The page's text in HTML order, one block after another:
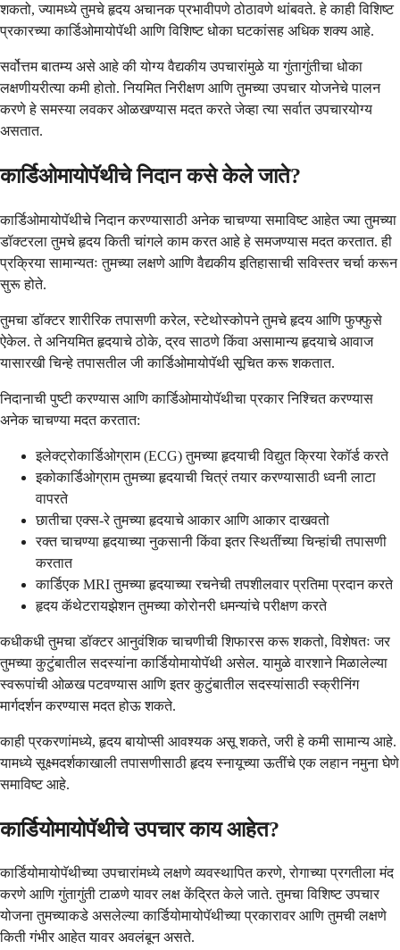
शकतो, ज्यामध्ये तुमचे हृदय अचानक प्रभावीपणे ठोठावणे थांबवते. हे काही विशिष्ट
प्रकारच्या कार्डिओमायोपॅथी आणि विशिष्ट धोका घटकांसह अधिक शक्य आहे.
सर्वोत्तम बातम्य असे आहे की योग्य वैद्यकीय उपचारांमुळे या गुंतागुंतीचा धोका
लक्षणीयरीत्या कमी होतो. नियमित निरीक्षण आणि तुमच्या उपचार योजनेचे पालन
करणे हे समस्या लवकर ओळखण्यास मदत करते जेव्हा त्या सर्वात उपचारयोग्य
असतात.
कार्डिओमायोपॅथीचे निदान कसे केले जाते?
कार्डिओमायोपॅथीचे निदान करण्यासाठी अनेक चाचण्या समाविष्ट आहेत ज्या तुमच्या
डॉक्टरला तुमचे हृदय किती चांगले काम करत आहे हे समजण्यास मदत करतात. ही
प्रक्रिया सामान्यतः तुमच्या लक्षणे आणि वैद्यकीय इतिहासाची सविस्तर चर्चा करून
सुरू होते.
तुमचा डॉक्टर शारीरिक तपासणी करेल, स्टेथोस्कोपने तुमचे हृदय आणि फुफ्फुसे
ऐकेल. ते अनियमित हृदयाचे ठोके, द्रव साठणे किंवा असामान्य हृदयाचे आवाज
यासारखी चिन्हे तपासतील जी कार्डिओमायोपॅथी सूचित करू शकतात.
निदानाची पुष्टी करण्यास आणि कार्डिओमायोपॅथीचा प्रकार निश्चित करण्यास
अनेक चाचण्या मदत करतात:
इलेक्ट्रोकार्डिओग्राम (ECG) तुमच्या हृदयाची विद्युत क्रिया रेकॉर्ड करते
इकोकार्डिओग्राम तुमच्या हृदयाची चित्रं तयार करण्यासाठी ध्वनी लाटा
वापरते
छातीचा एक्स-रे तुमच्या हृदयाचे आकार आणि आकार दाखवतो
रक्त चाचण्या हृदयाच्या नुकसानी किंवा इतर स्थितींच्या चिन्हांची तपासणी
करतात
कार्डिएक MRI तुमच्या हृदयाच्या रचनेची तपशीलवार प्रतिमा प्रदान करते
हृदय कॅथेटरायझेशन तुमच्या कोरोनरी धमन्यांचे परीक्षण करते
कधीकधी तुमचा डॉक्टर आनुवंशिक चाचणीची शिफारस करू शकतो, विशेषतः जर
तुमच्या कुटुंबातील सदस्यांना कार्डियोमायोपॅथी असेल. यामुळे वारशाने मिळालेल्या
स्वरूपांची ओळख पटवण्यास आणि इतर कुटुंबातील सदस्यांसाठी स्क्रीनिंग
मार्गदर्शन करण्यास मदत होऊ शकते.
काही प्रकरणांमध्ये, हृदय बायोप्सी आवश्यक असू शकते, जरी हे कमी सामान्य आहे.
यामध्ये सूक्ष्मदर्शकाखाली तपासणीसाठी हृदय स्नायूच्या ऊतींचे एक लहान नमुना घेणे
समाविष्ट आहे.
कार्डियोमायोपॅथीचे उपचार काय आहेत?
कार्डियोमायोपॅथीच्या उपचारांमध्ये लक्षणे व्यवस्थापित करणे, रोगाच्या प्रगतीला मंद
करणे आणि गुंतागुंती टाळणे यावर लक्ष केंद्रित केले जाते. तुमचा विशिष्ट उपचार
योजना तुमच्याकडे असलेल्या कार्डियोमायोपॅथीच्या प्रकारावर आणि तुमची लक्षणे
किती गंभीर आहेत यावर अवलंबून असते.